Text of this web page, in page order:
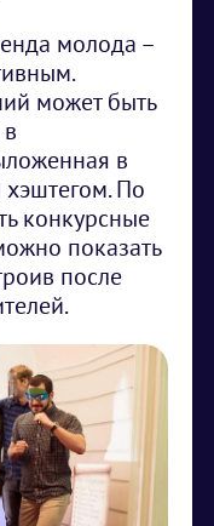
молода –
может быть
в
По
конкурсные
показать
после